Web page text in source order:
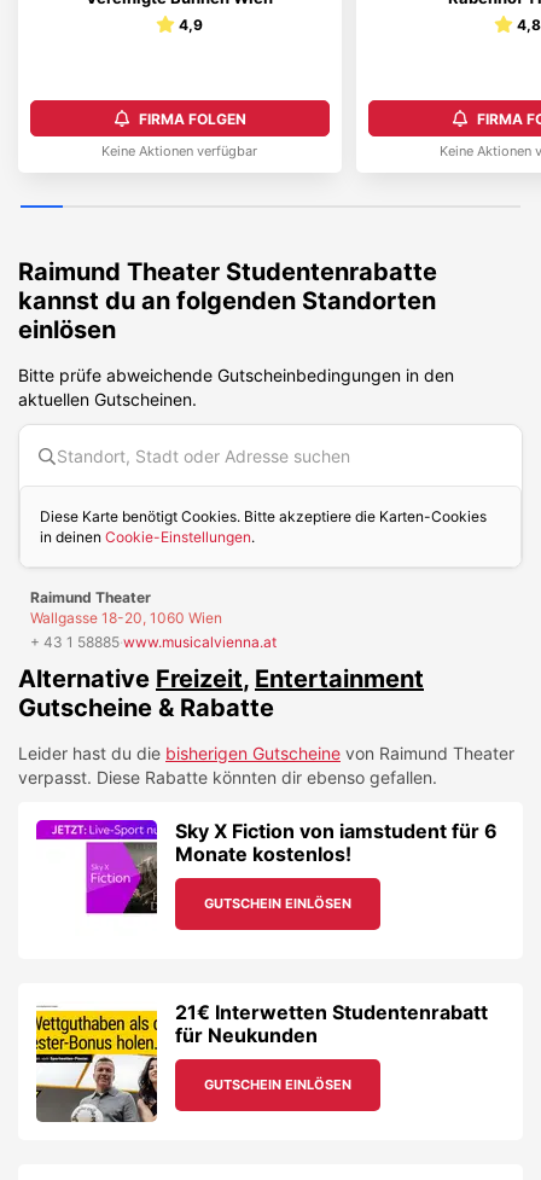
4,9
FIRMA FOLGEN
Keine Aktionen verfügbar
4,8
FIRMA
Keine Aktionen
Raimund Theater Studentenrabatte
kannst du an folgenden Standorten
einlösen
Bitte prüfe abweichende Gutscheinbedingungen in den
aktuellen Gutscheinen.
Diese Karte benötigt Cookies. Bitte akzeptiere die Karten-Cookies
in deinen Cookie-Einstellungen.
Raimund Theater
Wallgasse 18-20, 1060 Wien
+ 43 1 58885·www.musicalvienna.at
Alternative Freizeit, Entertainment
Gutscheine & Rabatte
Leider hast du die bisherigen Gutscheine von Raimund Theater
verpasst. Diese Rabatte könnten dir ebenso gefallen.
Sky X Fiction von iamstudent für 6
Monate kostenlos!
GUTSCHEIN EINLÖSEN
21€ Interwetten Studentenrabatt
für Neukunden
GUTSCHEIN EINLÖSEN